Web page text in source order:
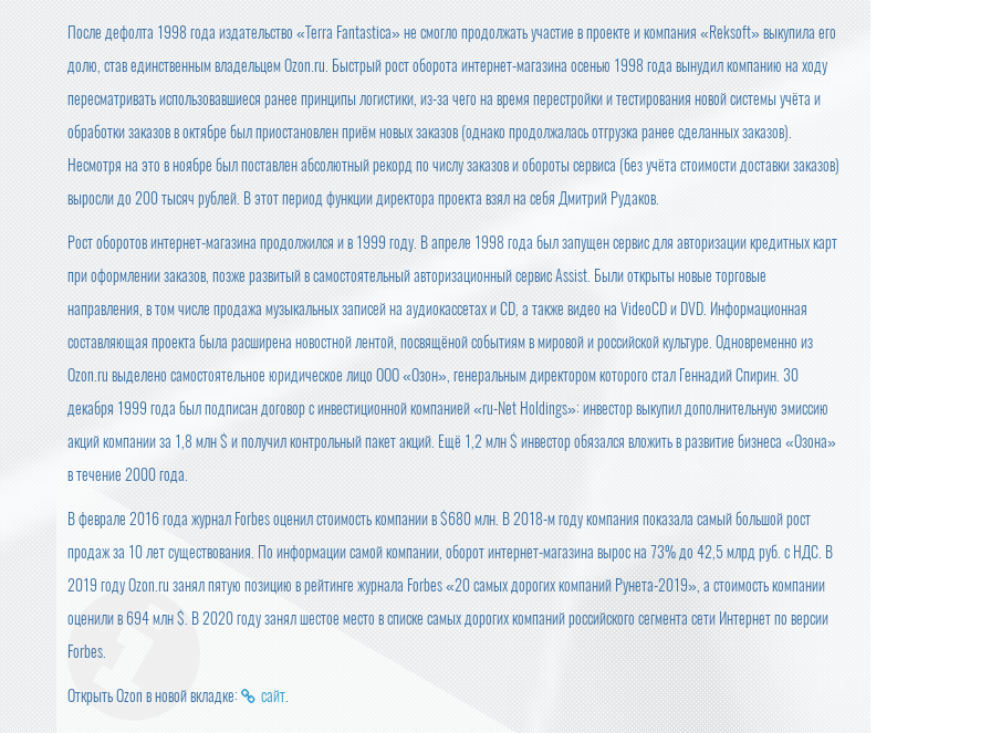
После дефолта 1998 года издательство «Terra Fantastica» не смогло продолжать участие в проекте и компания «Reksoft» выкупила его
долю, став единственным владельцем Ozon.ru. Быстрый рост оборота интернет-магазина осенью 1998 года вынудил компанию на ходу
пересматривать использовавшиеся ранее принципы логистики, из-за чего на время перестройки и тестирования новой системы учёта и
обработки заказов в октябре был приостановлен приём новых заказов (однако продолжалась отгрузка ранее сделанных заказов).
Несмотря на это в ноябре был поставлен абсолютный рекорд по числу заказов и обороты сервиса (без учёта стоимости доставки заказов)
выросли до 200 тысяч рублей. В этот период функции директора проекта взял на себя Дмитрий Рудаков.
Рост оборотов интернет-магазина продолжился и в 1999 году. В апреле 1998 года был запущен сервис для авторизации кредитных карт
при оформлении заказов, позже развитый в самостоятельный авторизационный сервис Assist. Были открыты новые торговые
направления, в том числе продажа музыкальных записей на аудиокассетах и CD, а также видео на VideoCD и DVD. Информационная
составляющая проекта была расширена новостной лентой, посвящёной событиям в мировой и российской культуре. Одновременно из
Ozon.ru выделено самостоятельное юридическое лицо ООО «Озон», генеральным директором которого стал Геннадий Спирин. 30
декабря 1999 года был подписан договор с инвестиционной компанией «ru-Net Holdings»: инвестор выкупил дополнительную эмиссию
акций компании за 1,8 млн $ и получил контрольный пакет акций. Ещё 1,2 млн $ инвестор обязался вложить в развитие бизнеса «Озона»
в течение 2000 года.
В феврале 2016 года журнал Forbes оценил стоимость компании в $680 млн. В 2018-м году компания показала самый большой рост
продаж за 10 лет существования. По информации самой компании, оборот интернет-магазина вырос на 73% до 42,5 млрд руб. с НДС. В
2019 году Ozon.ru занял пятую позицию в рейтинге журнала Forbes «20 самых дорогих компаний Рунета-2019», а стоимость компании
оценили в 694 млн $. В 2020 году занял шестое место в списке самых дорогих компаний российского сегмента сети Интернет по версии
Forbes.
Открыть Ozon в новой вкладке: сайт